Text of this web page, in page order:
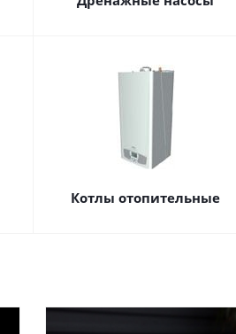
Котлы отопительные